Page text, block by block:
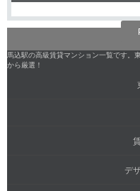
馬込駅の高級賃貸マンション一覧です。
から厳選！
デ